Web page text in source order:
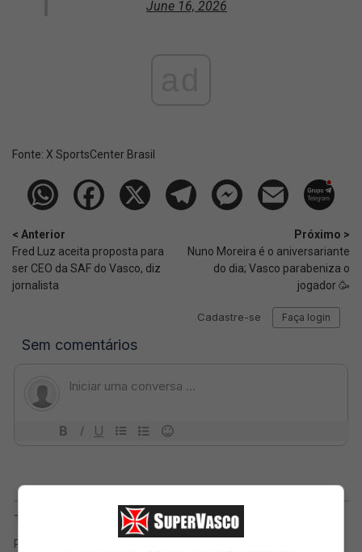
June 16, 2026
Fonte: X SportsCenter Brasil
< Anterior
Fred Luz aceita proposta para
ser CEO da SAF do Vasco, diz
jornalista
Próximo >
Nuno Moreira é o aniversariante
do dia; Vasco parabeniza o
jogador 🥳